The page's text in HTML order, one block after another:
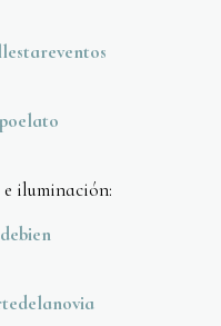
iluminación: